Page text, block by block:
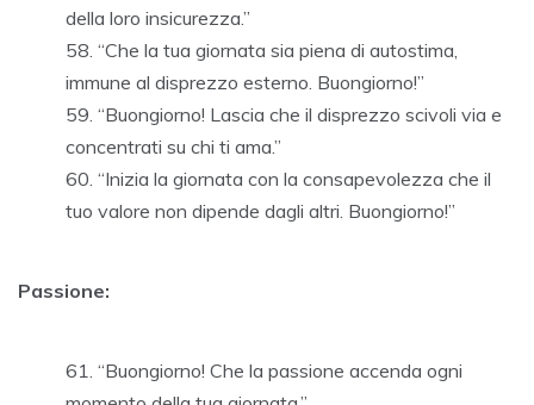
della loro insicurezza.”
“Che la tua giornata sia piena di autostima,
immune al disprezzo esterno. Buongiorno!”
“Buongiorno! Lascia che il disprezzo scivoli via e
concentrati su chi ti ama.”
“Inizia la giornata con la consapevolezza che il
tuo valore non dipende dagli altri. Buongiorno!”
Passione:
“Buongiorno! Che la passione accenda ogni